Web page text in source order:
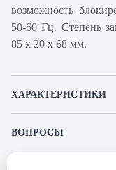
возможность
50-60 Гц. Степень
85 х 20 х 68 мм.
ХАРАКТЕРИСТИКИ
ВОПРОСЫ